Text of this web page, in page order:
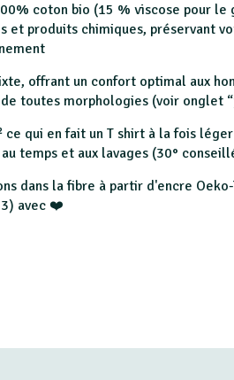
coton bio (15 % viscose pour le
et produits chimiques, préservant
offrant un confort optimal aux
toutes morphologies (voir onglet
ce qui en fait un T shirt à la fois
temps et aux lavages (30°
dans la fibre à partir d'encre
avec ❤️